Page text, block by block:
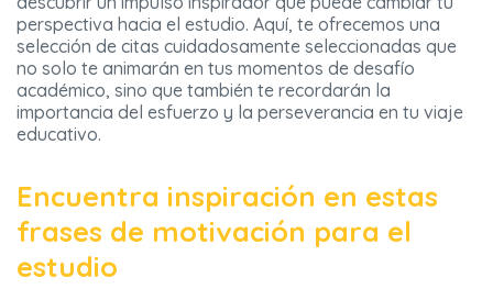
perspectiva hacia el estudio. Aquí, te ofrecemos una
selección de citas cuidadosamente seleccionadas que
no solo te animarán en tus momentos de desafío
académico, sino que también te recordarán la
importancia del esfuerzo y la perseverancia en tu viaje
educativo.
Encuentra inspiración en estas
frases de motivación para el
estudio